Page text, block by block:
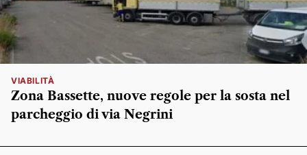
VIABILITÀ
Zona Bassette, nuove regole per la sosta nel
parcheggio di via Negrini